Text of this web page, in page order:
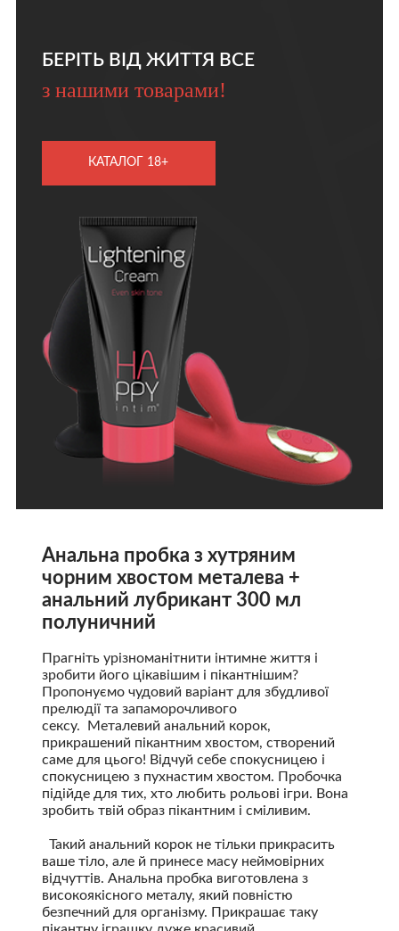
БЕРІТЬ ВІД ЖИТТЯ ВСЕ
з нашими товарами!
КАТАЛОГ 18+
Анальна пробка з хутряним
чорним хвостом металева +
анальний лубрикант 300 мл
полуничний
Прагніть урізноманітнити інтимне життя і
зробити його цікавішим і пікантнішим?
Пропонуємо чудовий варіант для збудливої
прелюдії та запаморочливого
сексу. Металевий анальний корок,
прикрашений пікантним хвостом, створений
саме для цього! Відчуй себе спокусницею і
спокусницею з пухнастим хвостом. Пробочка
підійде для тих, хто любить рольові ігри. Вона
зробить твій образ пікантним і сміливим.
Такий анальний корок не тільки прикрасить
ваше тіло, але й принесе масу неймовірних
відчуттів. Анальна пробка виготовлена з
високоякісного металу, який повністю
безпечний для організму. Прикрашає таку